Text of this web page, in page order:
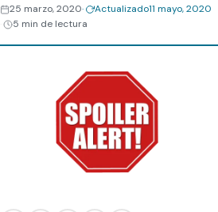
Webisodios
25 marzo, 2020 Actualizado11 mayo, 2020
5 min de lectura